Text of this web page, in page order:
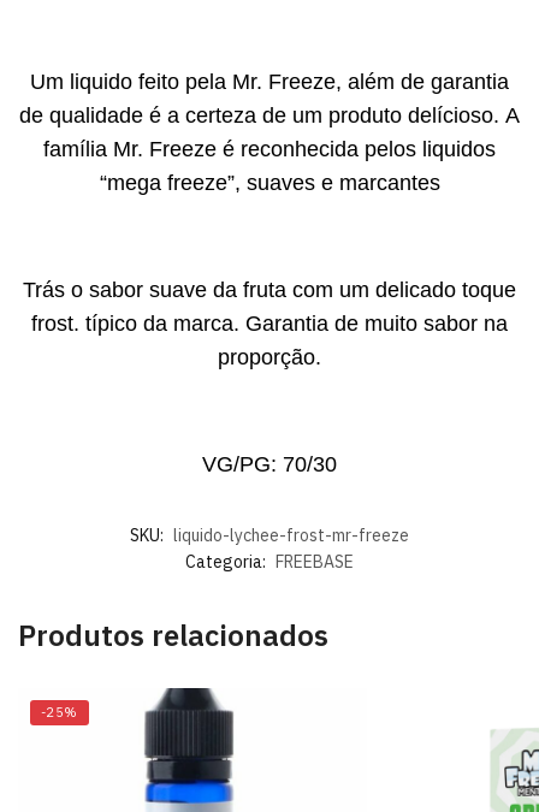
Um liquido feito pela Mr. Freeze, além de garantia
de qualidade é a certeza de um produto delícioso. A
família Mr. Freeze é reconhecida pelos liquidos
“mega freeze”, suaves e marcantes
Trás o sabor suave da fruta com um delicado toque
frost. típico da marca. Garantia de muito sabor na
proporção.
VG/PG: 70/30
SKU: liquido-lychee-frost-mr-freeze
Categoria:
FREEBASE
Produtos relacionados
-25%